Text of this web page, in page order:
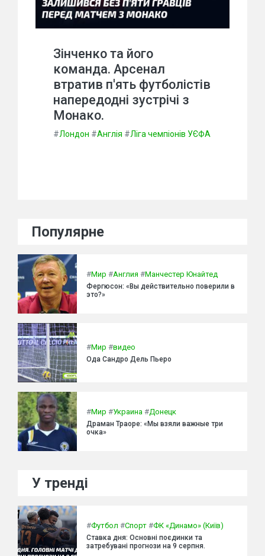
Зінченко та його
команда. Арсенал
втратив п'ять футболістів
напередодні зустрічі з
Монако.
#Лондон #Англія #Ліга чемпіонів УЄФА
Популярне
#Мир #Англия #Манчестер Юнайтед
Фергюсон: «Вы действительно поверили в
это?»
#Мир #видео
Ода Сандро Дель Пьеро
#Мир #Украина #Донецк
Драман Траоре: «Мы взяли важные три
очка»
У тренді
#Футбол #Спорт #ФК «Динамо» (Київ)
Ставка дня: Основні поєдинки та
затребувані прогнози на 9 серпня.